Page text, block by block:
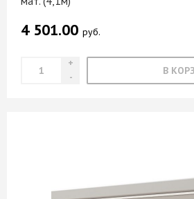
4 501.00 руб.
В